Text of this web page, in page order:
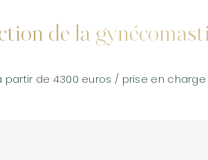
de la
de 4300 euros / prise en